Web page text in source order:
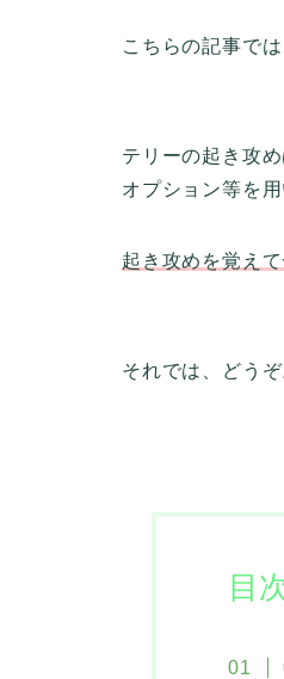
こちらの記事では
テリーの起き攻
オプション等を
起き攻めを覚え
それでは、どうぞ
目